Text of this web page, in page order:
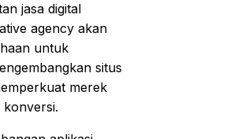
jasa digital
agency akan
untuk
situs
merek
konversi.